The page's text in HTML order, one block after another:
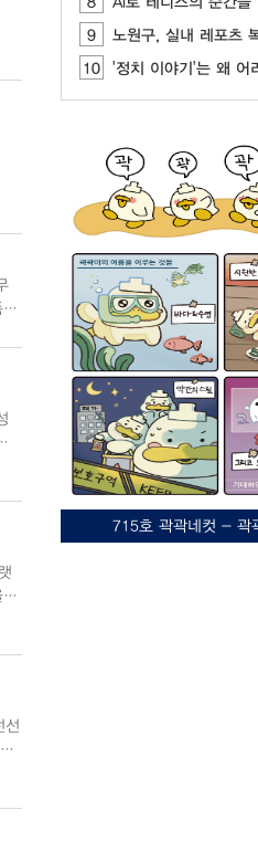
선
9 노원구, 실내 레포츠 복합
10 '정치 이야기'는 왜 어려울까?... 청년들
715호 곽곽네컷 - 곽